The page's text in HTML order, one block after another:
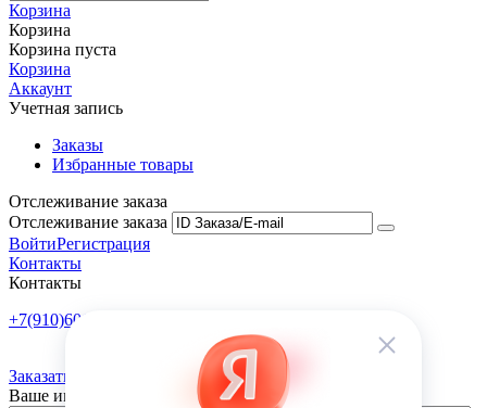
Корзина
Корзина
Корзина пуста
Корзина
Аккаунт
Учетная запись
Заказы
Избранные товары
Отслеживание заказа
Отслеживание заказа
ВойтиРегистрация
Контакты
Контакты
+7(910)601-10-10
Заказать обратный звонок
Ваше имя